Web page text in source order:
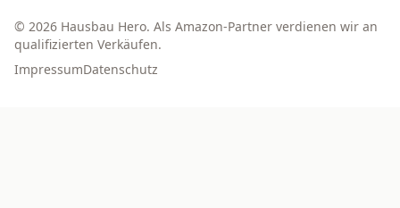
© 2026 Hausbau Hero. Als Amazon-Partner verdienen wir an
qualifizierten Verkäufen.
ImpressumDatenschutz